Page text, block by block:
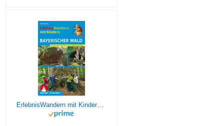
ErlebnisWandern mit Kindern Bayerischer Wald: 42 Touren mit GPS-Tracks und vielen Freizeittipps. (Rother Wanderbuch)